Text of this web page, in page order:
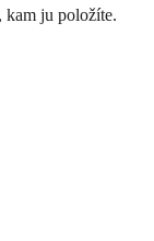
kam ju položíte.